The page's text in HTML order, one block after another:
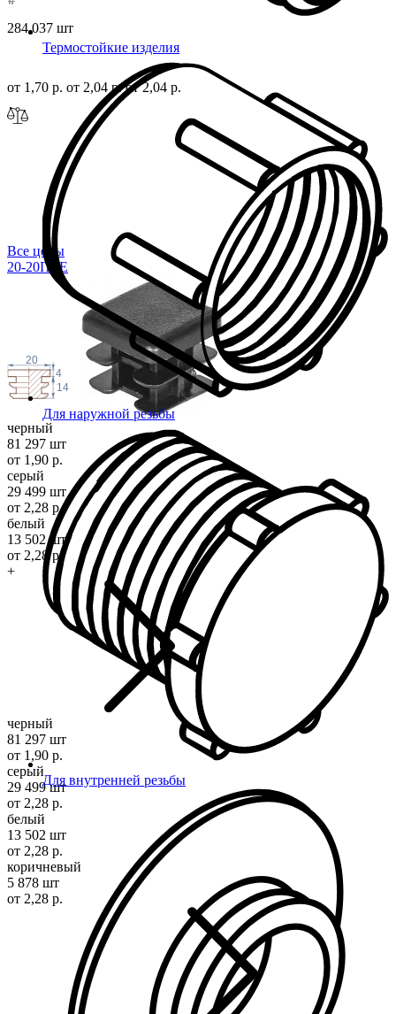
Термостойкие изделия
Для наружной резьбы
Для внутренней резьбы
284 037 шт
от 1,70 р. от 2,04 р.от 2,04 р.
Все цены
20-20ПЧЕ
4
14
20
черный
81 297 шт
от 1,90 р.
серый
29 499 шт
от 2,28 р.
белый
13 502 шт
от 2,28 р.
+
черный
81 297 шт
от 1,90 р.
серый
29 499 шт
от 2,28 р.
белый
13 502 шт
от 2,28 р.
коричневый
5 878 шт
от 2,28 р.